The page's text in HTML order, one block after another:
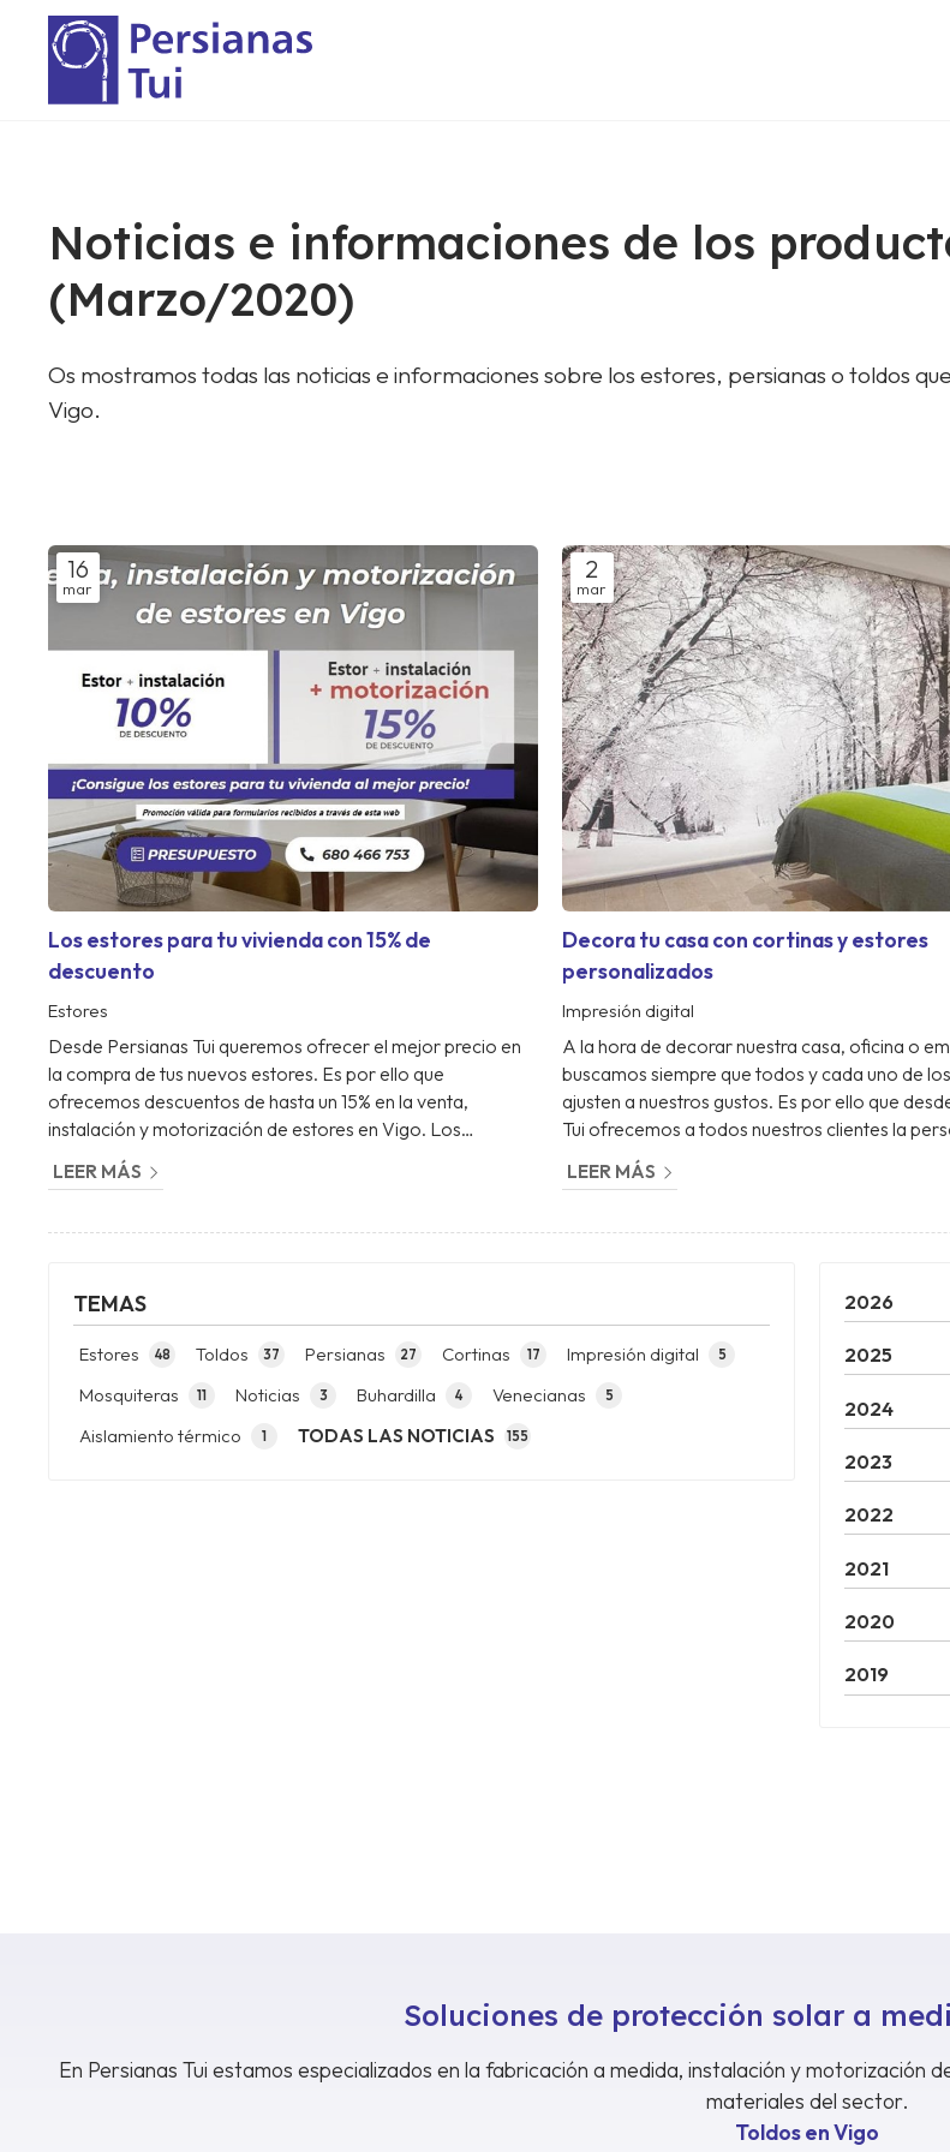
Noticias e informaciones de los
(Marzo/2020)
Os mostramos todas las noticias e informaciones sobre los estores, persianas o toldos
Vigo.
TEMAS
TODAS LAS NOTICIAS 155
Estores 48 Toldos 37 Persianas 27 Cortinas 17 Impresión digital 5
Mosquiteras 11 Noticias 3 Buhardilla 4 Venecianas 5
Aislamiento térmico 1
16
mar
Los estores para tu vivienda con 15% de
descuento
Estores
Desde Persianas Tui queremos ofrecer el mejor precio en
la compra de tus nuevos estores. Es por ello que
ofrecemos descuentos de hasta un 15% en la venta,
instalación y motorización de estores en Vigo. Los
profesionales que formamos el equipo de Persianas Tui
contamos con muchos años de experiencia en el sector
necesitas tanto para tu vivienda como para tu local
contamos con descuent...
LEER MÁS
2
mar
Decora tu casa con cortinas y estores
personalizados
Impresión digital
A la hora de decorar nuestra casa, oficina o
buscamos siempre que todos y cada uno de
ajusten a nuestros gustos. Es por ello que
Tui ofrecemos a todos nuestros clientes la
de los estores, las cortinas o las persianas.
escoger la tela o el color de tus nuevas cortinas
imagen, una foto o unas letras en las mismas
LEER MÁS
2026
2025
2024
2023
2022
2021
2020
2019
Soluciones de protección solar a
En Persianas Tui estamos especializados en la fabricación a medida, instalación y
materiales del sector.
Toldos en Vigo